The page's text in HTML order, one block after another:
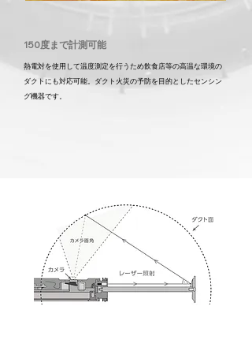
​150度まで計測可能
熱電対を使用して温度測定を行うため飲食店等の高温な環境の
ダクトにも対応可能。 ​ダクト火災の予防を目的としたセンシン
グ機器です。